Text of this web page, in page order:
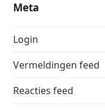
Meta
Login
Vermeldingen feed
Reacties feed